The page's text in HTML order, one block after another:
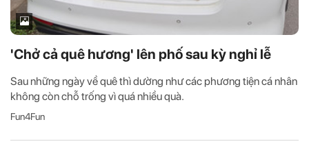
'Chở cả quê hương' lên phố sau kỳ nghỉ lễ
Sau những ngày về quê thì dường như các phương tiện cá nhân
không còn chỗ trống vì quá nhiều quà.
Fun4Fun